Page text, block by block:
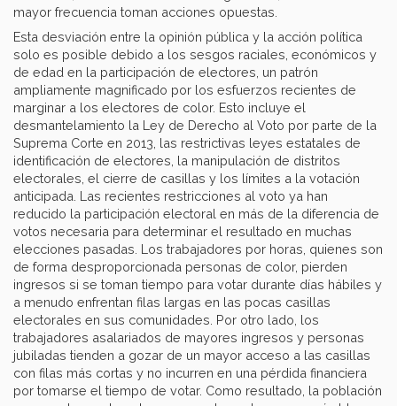
mayor frecuencia toman acciones opuestas.
Esta desviación entre la opinión pública y la acción política
solo es posible debido a los sesgos raciales, económicos y
de edad en la participación de electores, un patrón
ampliamente magnificado por los esfuerzos recientes de
marginar a los electores de color. Esto incluye el
desmantelamiento la Ley de Derecho al Voto por parte de la
Suprema Corte en 2013, las restrictivas leyes estatales de
identificación de electores, la manipulación de distritos
electorales, el cierre de casillas y los límites a la votación
anticipada. Las recientes restricciones al voto ya han
reducido la participación electoral en más de la diferencia de
votos necesaria para determinar el resultado en muchas
elecciones pasadas. Los trabajadores por horas, quienes son
de forma desproporcionada personas de color, pierden
ingresos si se toman tiempo para votar durante días hábiles y
a menudo enfrentan filas largas en las pocas casillas
electorales en sus comunidades. Por otro lado, los
trabajadores asalariados de mayores ingresos y personas
jubiladas tienden a gozar de un mayor acceso a las casillas
con filas más cortas y no incurren en una pérdida financiera
por tomarse el tiempo de votar. Como resultado, la población